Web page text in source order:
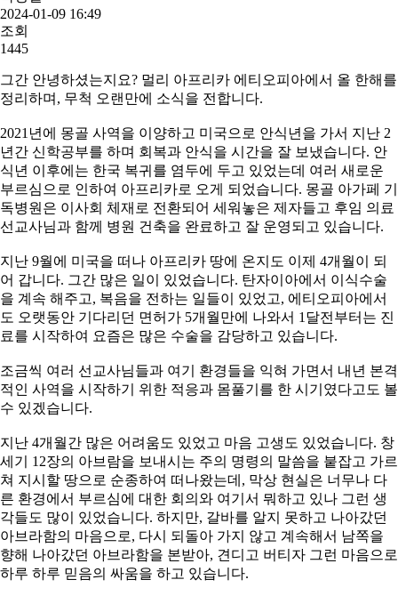
2024-01-09 16:49
조회
1445
그간 안녕하셨는지요? 멀리 아프리카 에티오피아에서 올 한해를
정리하며, 무척 오랜만에 소식을 전합니다.
2021년에 몽골 사역을 이양하고 미국으로 안식년을 가서 지난 2
년간 신학공부를 하며 회복과 안식을 시간을 잘 보냈습니다. 안
식년 이후에는 한국 복귀를 염두에 두고 있었는데 여러 새로운
부르심으로 인하여 아프리카로 오게 되었습니다. 몽골 아가페 기
독병원은 이사회 체재로 전환되어 세워놓은 제자들고 후임 의료
선교사님과 함께 병원 건축을 완료하고 잘 운영되고 있습니다.
지난 9월에 미국을 떠나 아프리카 땅에 온지도 이제 4개월이 되
어 갑니다. 그간 많은 일이 있었습니다. 탄자이아에서 이식수술
을 계속 해주고, 복음을 전하는 일들이 있었고, 에티오피아에서
도 오랫동안 기다리던 면허가 5개월만에 나와서 1달전부터는 진
료를 시작하여 요즘은 많은 수술을 감당하고 있습니다.
조금씩 여러 선교사님들과 여기 환경들을 익혀 가면서 내년 본격
적인 사역을 시작하기 위한 적응과 몸풀기를 한 시기였다고도 볼
수 있겠습니다.
지난 4개월간 많은 어려움도 있었고 마음 고생도 있었습니다. 창
세기 12장의 아브람을 보내시는 주의 명령의 말씀을 붙잡고 가르
쳐 지시할 땅으로 순종하여 떠나왔는데, 막상 현실은 너무나 다
른 환경에서 부르심에 대한 회의와 여기서 뭐하고 있나 그런 생
각들도 많이 있었습니다. 하지만, 갈바를 알지 못하고 나아갔던
아브라함의 마음으로, 다시 되돌아 가지 않고 계속해서 남쪽을
향해 나아갔던 아브라함을 본받아, 견디고 버티자 그런 마음으로
하루 하루 믿음의 싸움을 하고 있습니다.